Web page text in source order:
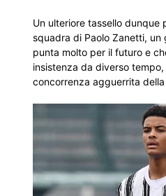
Un ulteriore tassello
squadra di Paolo Zanetti,
punta molto per il futuro e
insistenza da diverso
concorrenza agguerrita